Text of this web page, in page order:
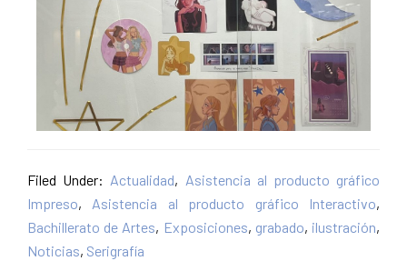
Filed Under: Actualidad, Asistencia al producto gráfico
Impreso, Asistencia al producto gráfico Interactivo,
Bachillerato de Artes, Exposiciones, grabado, ilustración,
Noticias, Serigrafía